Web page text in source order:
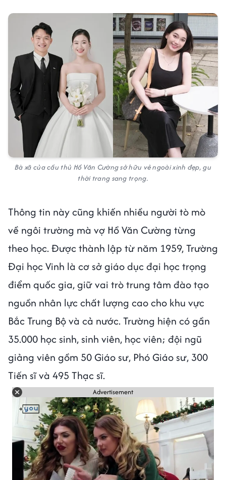
Bà xã của cầu thủ Hồ Văn Cường sở hữu vẻ ngoài xinh đẹp, gu
thời trang sang trọng.
Thông tin này cũng khiến nhiều người tò mò
về ngôi trường mà vợ Hồ Văn Cường từng
theo học. Được thành lập từ năm 1959, Trường
Đại học Vinh là cơ sở giáo dục đại học trọng
điểm quốc gia, giữ vai trò trung tâm đào tạo
nguồn nhân lực chất lượng cao cho khu vực
Bắc Trung Bộ và cả nước. Trường hiện có gần
35.000 học sinh, sinh viên, học viên; đội ngũ
giảng viên gồm 50 Giáo sư, Phó Giáo sư, 300
Tiến sĩ và 495 Thạc sĩ.
Advertisement